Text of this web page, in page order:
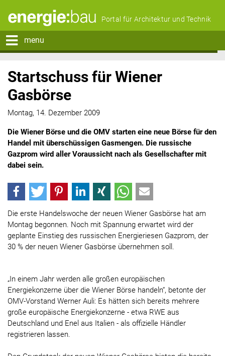
Portal für Architektur und Technik
menu
Startschuss für Wiener
Gasbörse
Montag, 14. Dezember 2009
Die Wiener Börse und die OMV starten eine neue Börse für den
Handel mit überschüssigen Gasmengen. Die russische
Gazprom wird aller Voraussicht nach als Gesellschafter mit
dabei sein.
Die erste Handelswoche der neuen Wiener Gasbörse hat am
Montag begonnen. Noch mit Spannung erwartet wird der
geplante Einstieg des russischen Energieriesen Gazprom, der
30 % der neuen Wiener Gasbörse übernehmen soll.
„In einem Jahr werden alle großen europäischen
Energiekonzerne über die Wiener Börse handeln“, betonte der
OMV-Vorstand Werner Auli: Es hätten sich bereits mehrere
große europäische Energiekonzerne - etwa RWE aus
Deutschland und Enel aus Italien - als offizielle Händler
registrieren lassen.